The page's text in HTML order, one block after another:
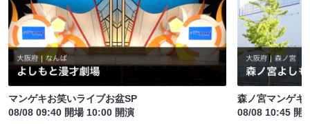
マンゲキお笑いライブお盆SP
08/08 09:40 開場 10:00 開演
森ノ宮マンゲキ
08/08 10:45 開